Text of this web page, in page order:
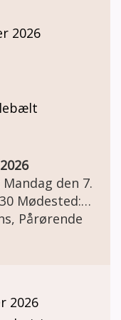
hvis man er
2026
Vester
jer til en
Pårørende
2026